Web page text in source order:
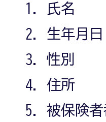
氏名
生年月日
性別
住所
被保険